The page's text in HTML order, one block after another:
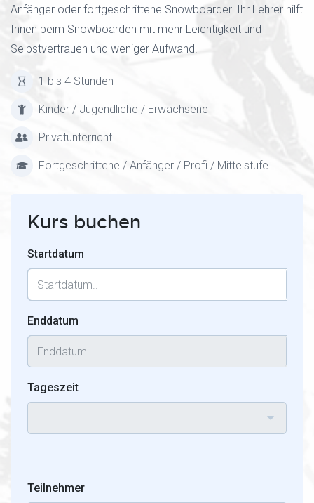
Anfänger oder fortgeschrittene Snowboarder. Ihr Lehrer hilft
Ihnen beim Snowboarden mit mehr Leichtigkeit und
Selbstvertrauen und weniger Aufwand!
1 bis 4 Stunden
Kinder / Jugendliche / Erwachsene
Privatunterricht
Fortgeschrittene / Anfänger / Profi / Mittelstufe
Kurs buchen
Startdatum
Enddatum
Tageszeit
Teilnehmer